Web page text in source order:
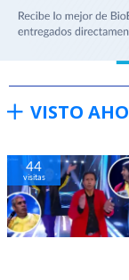
VISTO
44
visitas